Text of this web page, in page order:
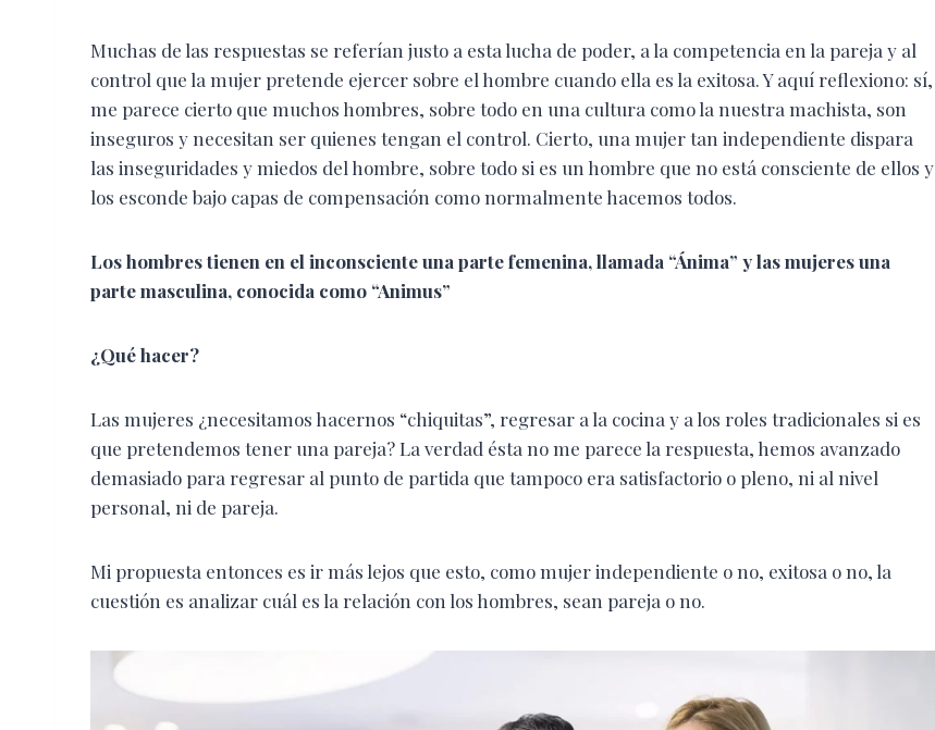
Muchas de las respuestas se referían justo a esta lucha de poder, a la competencia en la pareja y al
control que la mujer pretende ejercer sobre el hombre cuando ella es la exitosa. Y aquí reflexiono: sí,
me parece cierto que muchos hombres, sobre todo en una cultura como la nuestra machista, son
inseguros y necesitan ser quienes tengan el control. Cierto, una mujer tan independiente dispara
las inseguridades y miedos del hombre, sobre todo si es un hombre que no está consciente de ellos y
los esconde bajo capas de compensación como normalmente hacemos todos.
Los hombres tienen en el inconsciente una parte femenina, llamada “Ánima” y las mujeres una
parte masculina, conocida como “Animus”
¿Qué hacer?
Las mujeres ¿necesitamos hacernos “chiquitas”, regresar a la cocina y a los roles tradicionales si es
que pretendemos tener una pareja? La verdad ésta no me parece la respuesta, hemos avanzado
demasiado para regresar al punto de partida que tampoco era satisfactorio o pleno, ni al nivel
personal, ni de pareja.
Mi propuesta entonces es ir más lejos que esto, como mujer independiente o no, exitosa o no, la
cuestión es analizar cuál es la relación con los hombres, sean pareja o no.